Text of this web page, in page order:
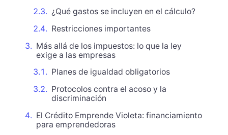
¿Qué gastos se incluyen en el cálculo?
Restricciones importantes
Más allá de los impuestos: lo que la ley
exige a las empresas
Planes de igualdad obligatorios
Protocolos contra el acoso y la
discriminación
El Crédito Emprende Violeta: financiamiento
para emprendedoras